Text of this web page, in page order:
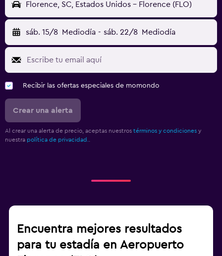
Florence, SC, Estados Unidos - Florence (FLO)
sáb. 15/8 Mediodía - sáb. 22/8 Mediodía
Recibir las ofertas especiales de momondo
Crear una alerta
Al crear una alerta de precio, aceptas nuestros términos y condiciones y
nuestra política de privacidad..
Encuentra mejores resultados
para tu estadía en Aeropuerto